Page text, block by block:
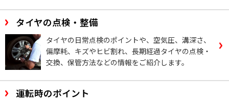
タイヤの点検・整備
タイヤの日常点検のポイントや、空気圧、溝深さ、
偏摩耗、キズやヒビ割れ、長期経過タイヤの点検・
交換、保管方法などの情報をご紹介します。
運転時のポイント